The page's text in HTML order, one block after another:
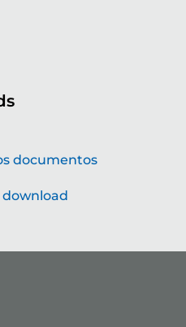
documentos